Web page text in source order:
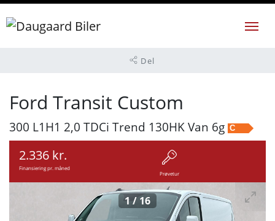
Del
Ford Transit Custom
300 L1H1 2,0 TDCi Trend 130HK Van 6g C
2.336 kr.
Finansiering pr. måned
Prøvetur
1 / 16